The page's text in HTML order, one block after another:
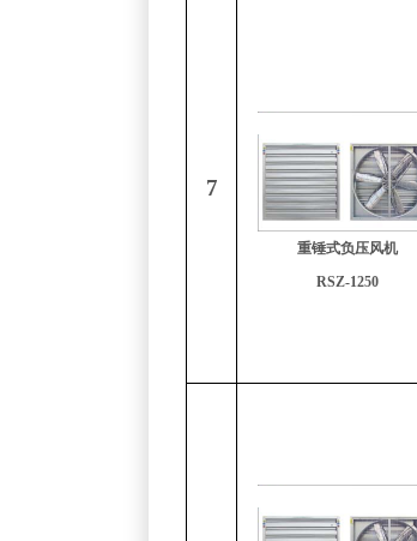
7
重锤式负压风机
RSZ-1250